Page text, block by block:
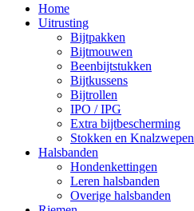
Home
Uitrusting
Bijtpakken
Bijtmouwen
Beenbijtstukken
Bijtkussens
Bijtrollen
IPO / IPG
Extra bijtbescherming
Stokken en Knalzwepen
Halsbanden
Hondenkettingen
Leren halsbanden
Overige halsbanden